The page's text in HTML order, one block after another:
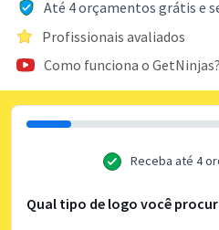
Até 4 orçamentos grátis e
Profissionais avaliados
Como funciona o GetNinjas?
Receba até 4
Qual tipo de logo você